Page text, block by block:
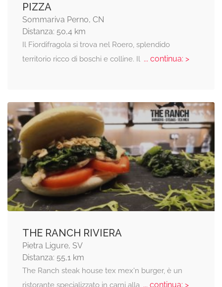
PIZZA
Sommariva Perno, CN
Distanza: 50,4 km
Il Fiordifragola si trova nel Roero, splendido
territorio ricco di boschi e colline. Il... continua: >
THE RANCH RIVIERA
Pietra Ligure, SV
Distanza: 55,1 km
The Ranch steak house tex mex'n burger, è un
ristorante specializzato in carni alla... continua: >